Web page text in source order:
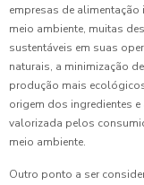
empresas de
meio ambiente, muitas
sustentáveis em suas
naturais, a minimização
produção mais
origem dos ingredientes
valorizada pelos
meio ambiente.
Outro ponto a ser